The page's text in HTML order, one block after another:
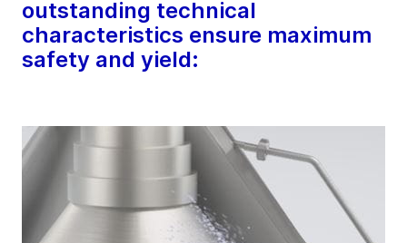
outstanding technical
characteristics ensure maximum
safety and yield: